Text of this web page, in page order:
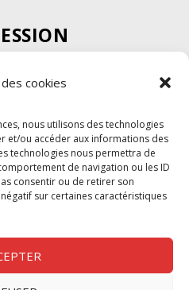
cookies
nous utilisons des technologies
et/ou accéder aux informations des
technologies nous permettra de
de navigation ou les ID
consentir ou de retirer son
sur certaines caractéristiques